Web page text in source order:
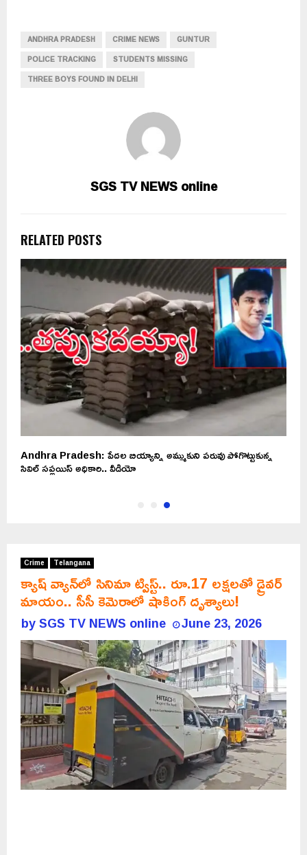
ANDHRA PRADESH CRIME NEWS
GUNTUR
POLICE TRACKING
STUDENTS MISSING
THREE BOYS FOUND IN DELHI
SGS TV NEWS online
RELATED POSTS
Andhra Pradesh: పేదల బియ్యాన్ని అమ్ముకుని పరువు పోగొట్టుకున్న
సివిల్ సప్లయిస్ అధికారి.. వీడియో
Crime Telangana
క్యాష్ వ్యాన్‌లో సినిమా ట్విస్ట్.. రూ.17 లక్షలతో డ్రైవర్‌
మాయం.. సీసీ కెమెరాలో షాకింగ్ దృశ్యాలు!
bySGS TV NEWS online June 23, 2026